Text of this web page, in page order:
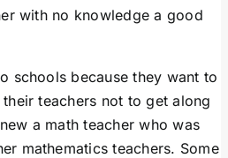
with no knowledge a good
schools because they want to
teachers not to get along
a math teacher who was
mathematics teachers. Some